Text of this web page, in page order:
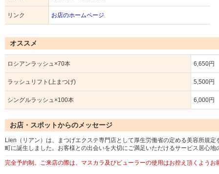
リンク お店のホームページ
オススメ
ロシアンラッシュ×70本 6,650円
ラッシュリフト(上まつげ) 5,500円
シングルラッシュ×100本 6,000円
お店・スポットからのメッセージ
Lien（リアン）は、まつげエクステ専門店として厚生労働省の定める美容所規
町に誕生しました。お客様との出会いを大切にご満足いただけるサービス居心
完全予約制。ご来店の際は、マスカラ及びビューラーの使用はお控え頂くようお